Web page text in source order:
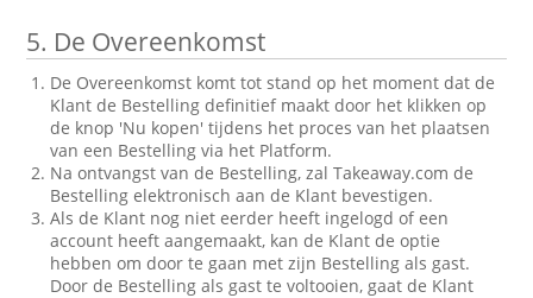
5. De Overeenkomst
De Overeenkomst komt tot stand op het moment dat de
Klant de Bestelling definitief maakt door het klikken op
de knop 'Nu kopen' tijdens het proces van het plaatsen
van een Bestelling via het Platform.
Na ontvangst van de Bestelling, zal Takeaway.com de
Bestelling elektronisch aan de Klant bevestigen.
Als de Klant nog niet eerder heeft ingelogd of een
account heeft aangemaakt, kan de Klant de optie
hebben om door te gaan met zijn Bestelling als gast.
Door de Bestelling als gast te voltooien, gaat de Klant